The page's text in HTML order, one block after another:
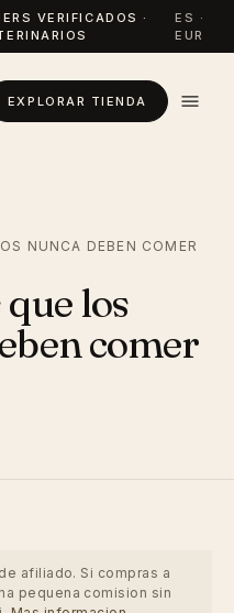
VERIFICADOS ·
ES ·
EUR
EXPLORAR TIENDA
NUNCA DEBEN COMER
los
comer
afiliado. Si compras a
pequena comision sin